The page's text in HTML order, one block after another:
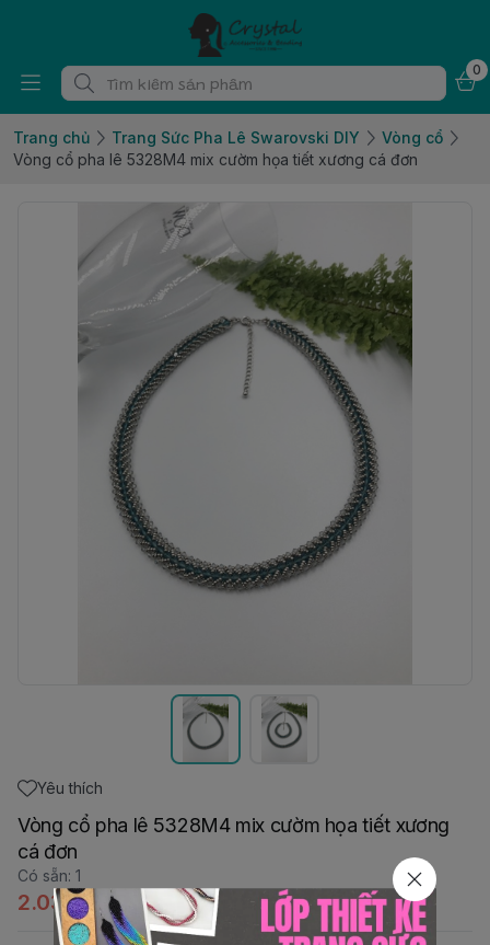
0
Trang chủ Trang Sức Pha Lê Swarovski DIY
Vòng cổ
Vòng cổ pha lê 5328M4 mix cườm họa tiết xương cá đơn
Yêu thích
Vòng cổ pha lê 5328M4 mix cườm họa tiết xương
cá đơn
Có sẵn: 1
2.030.000đ